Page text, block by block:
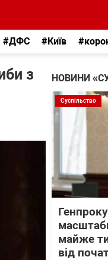
#ДФС #Київ
з
НОВИНИ
Суспільство
майже
від